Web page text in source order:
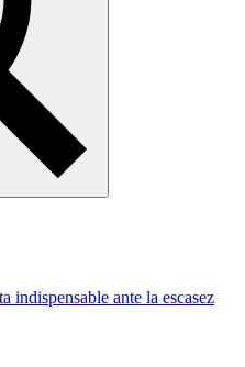
indispensable ante la escasez